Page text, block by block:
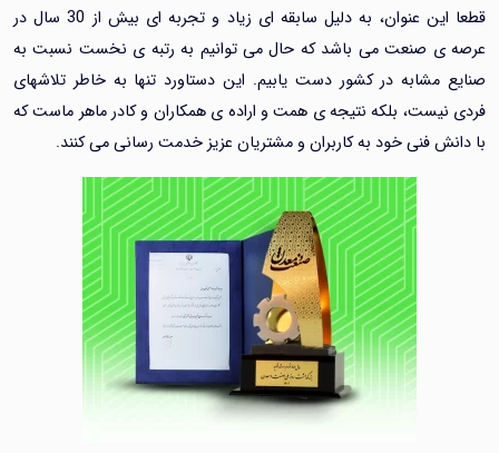
قطعا این عنوان، به دلیل سابقه ای زیاد و تجربه ای بیش از 30 سال در
عرصه ی صنعت می باشد که حال می توانیم به رتبه ی نخست نسبت به
صنایع مشابه در کشور دست یابیم. این دستاورد تنها به خاطر تلاشهای
فردی نیست، بلکه نتیجه ی همت و اراده ی همکاران و کادر ماهر ماست که
با دانش فنی خود به کاربران و مشتریان عزیز خدمت رسانی می کنند.